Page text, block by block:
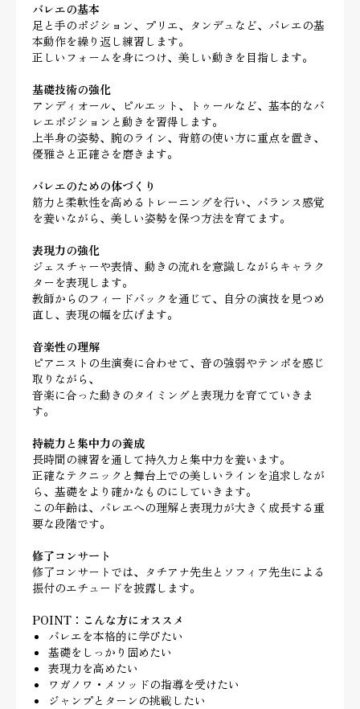
バレエの基本
足と手のポジション、プリエ、タンデュなど、バレエの基
本動作を繰り返し練習します。
正しいフォームを身につけ、美しい動きを目指します。
基礎技術の強化
アンディオール、ピルエット、トゥールなど、基本的なバ
レエポジションと動きを習得します。
上半身の姿勢、腕のライン、背筋の使い方に重点を置き、
優雅さと正確さを磨きます。
バレエのための体づくり
筋力と柔軟性を高めるトレーニングを行い、バランス感覚
を養いながら、美しい姿勢を保つ方法を育てます。
表現力の強化
ジェスチャーや表情、動きの流れを意識しながらキャラク
ターを表現します。
教師からのフィードバックを通じて、自分の演技を見つめ
直し、表現の幅を広げます。
音楽性の理解
ピアニストの生演奏に合わせて、音の強弱やテンポを感じ
取りながら、
音楽に合った動きのタイミングと表現力を育てていきま
す。
持続力と集中力の養成
長時間の練習を通して持久力と集中力を養います。
正確なテクニックと舞台上での美しいラインを追求しなが
ら、基礎をより確かなものにしていきます。
この年齢は、バレエへの理解と表現力が大きく成長する重
要な段階です。
修了コンサート
修了コンサートでは、タチアナ先生とソフィア先生による
振付のエチュードを披露します。
POINT：こんな方にオススメ
バレエを本格的に学びたい
基礎をしっかり固めたい
表現力を高めたい
ワガノワ・メソッドの指導を受けたい
ジャンプとターンの挑戦したい